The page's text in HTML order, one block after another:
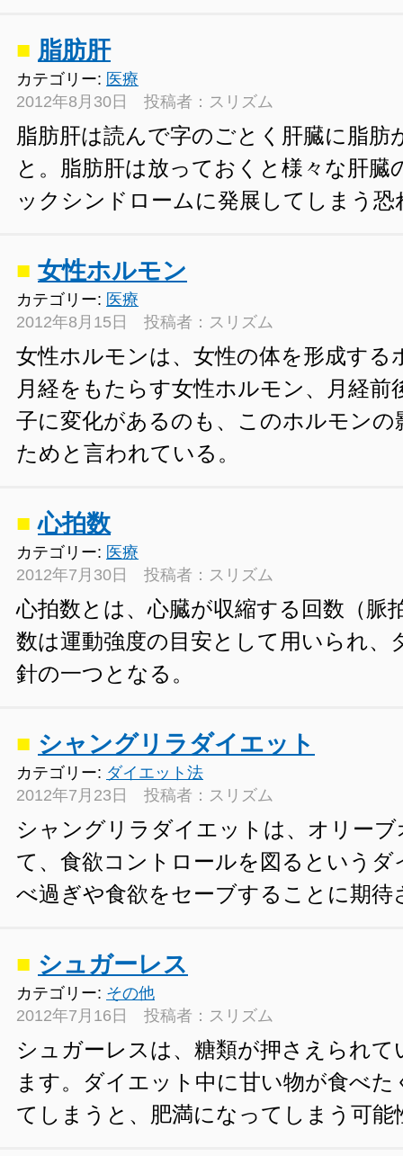
■ 脂肪肝
カテゴリー: 医療
2012年8月30日 投稿者：スリズム
脂肪肝は読んで字のごとく肝臓に脂肪
と。脂肪肝は放っておくと様々な肝臓
ックシンドロームに発展してしまう恐
■ 女性ホルモン
カテゴリー: 医療
2012年8月15日 投稿者：スリズム
女性ホルモンは、女性の体を形成する
月経をもたらす女性ホルモン、月経前
子に変化があるのも、このホルモンの
ためと言われている。
■ 心拍数
カテゴリー: 医療
2012年7月30日 投稿者：スリズム
心拍数とは、心臓が収縮する回数（脈
数は運動強度の目安として用いられ、
針の一つとなる。
■ シャングリラダイエット
カテゴリー: ダイエット法
2012年7月23日 投稿者：スリズム
シャングリラダイエットは、オリー
て、食欲コントロールを図るというダ
べ過ぎや食欲をセーブすることに期待
■ シュガーレス
カテゴリー: その他
2012年7月16日 投稿者：スリズム
シュガーレスは、糖類が押さえられ
ます。ダイエット中に甘い物が食べ
てしまうと、肥満になってしまう可